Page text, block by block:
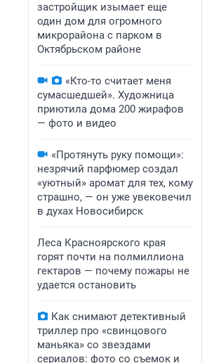
застройщик изымает еще
один дом для огромного
микрорайона с парком в
Октябрьском районе
«Кто-то считает меня
сумасшедшей». Художница
приютила дома 200 жирафов
— фото и видео
«Протянуть руку помощи»:
незрячий парфюмер создал
«уютный» аромат для тех, кому
страшно, — он уже увековечил
в духах Новосибирск
Леса Красноярского края
горят почти на полмиллиона
гектаров — почему пожары не
удается остановить
Как снимают детективный
триллер про «свинцового
маньяка» со звездами
сериалов: фото со съемок и